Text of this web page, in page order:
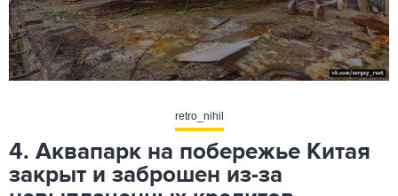
retro_nihil
4. Аквапарк на побережье Китая
закрыт и заброшен из-за